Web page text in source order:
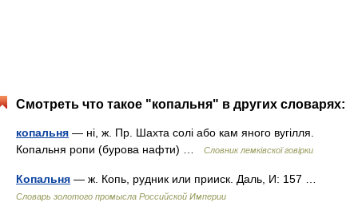
Смотреть что такое "копальня" в других словарях:
копальня — ні, ж. Пр. Шахта солі або кам яного вугілля.
Копальня ропи (бурова нафти) …
Словник лемківскої говірки
Копальня — ж. Копь, рудник или прииск. Даль, И: 157 …
Словарь золотого промысла Российской Империи